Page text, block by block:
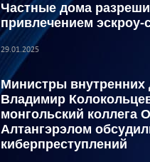
Частные дома
привлечением эскроу-
29.01.2025
Министры внутренних
Владимир
монгольский коллега
Алтангэрэлом
киберпреступлений